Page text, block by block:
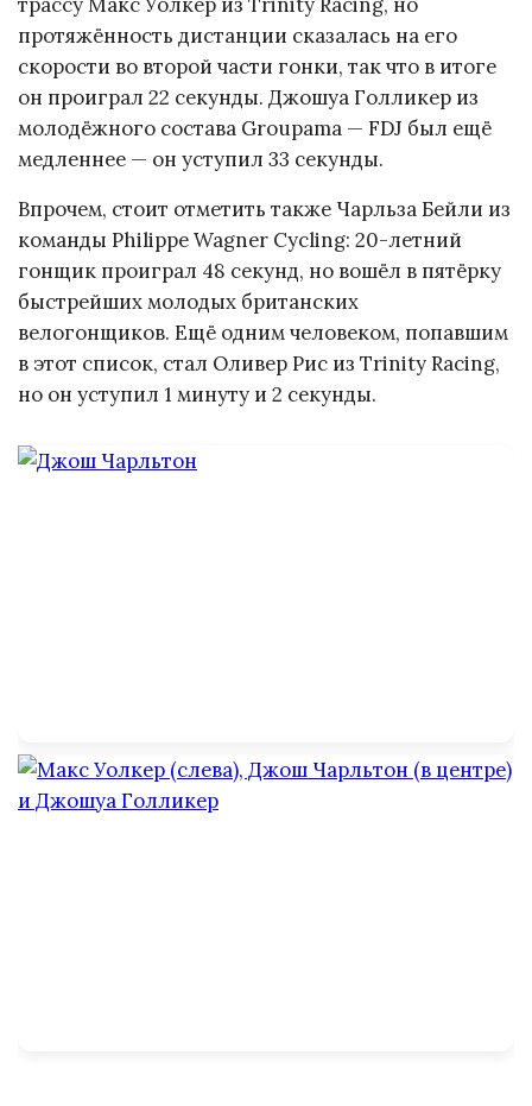
протяжённость дистанции сказалась на его
скорости во второй части гонки, так что в итоге
он проиграл 22 секунды. Джошуа Голликер из
молодёжного состава Groupama — FDJ был ещё
медленнее — он уступил 33 секунды.
Впрочем, стоит отметить также Чарльза Бейли из
команды Philippe Wagner Cycling: 20-летний
гонщик проиграл 48 секунд, но вошёл в пятёрку
быстрейших молодых британских
велогонщиков. Ещё одним человеком, попавшим
в этот список, стал Оливер Рис из Trinity Racing,
но он уступил 1 минуту и 2 секунды.